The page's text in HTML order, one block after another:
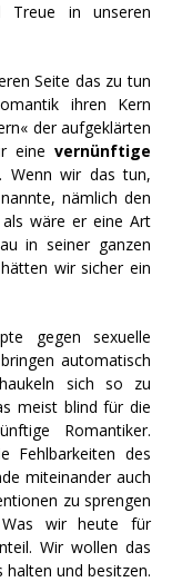
Treue in unseren
Seite das zu tun
ihren Kern
der aufgeklärten
eine vernünftige
Wenn wir das tun,
nämlich den
wäre er eine Art
in seiner ganzen
wir sicher ein
gegen sexuelle
automatisch
sich so zu
meist blind für die
Romantiker.
Fehlbarkeiten des
miteinander auch
zu sprengen
Was wir heute für
Wir wollen das
und besitzen.